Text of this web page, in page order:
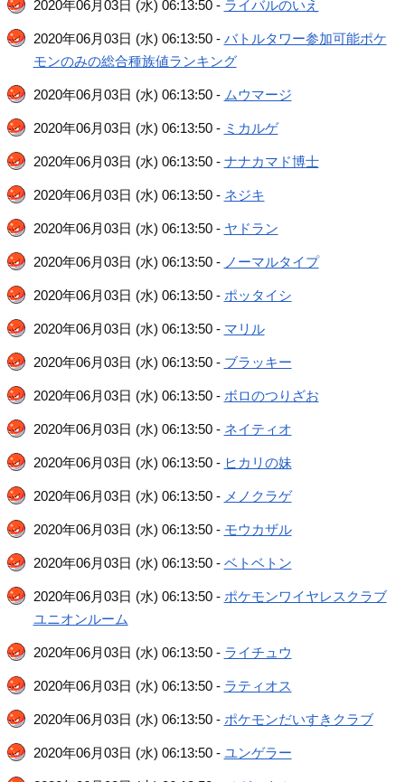
2020年06月03日 (水) 06:13:50 - ライバルのいえ
2020年06月03日 (水) 06:13:50 - バトルタワー参加可能ポケ
モンのみの総合種族値ランキング
2020年06月03日 (水) 06:13:50 - ムウマージ
2020年06月03日 (水) 06:13:50 - ミカルゲ
2020年06月03日 (水) 06:13:50 - ナナカマド博士
2020年06月03日 (水) 06:13:50 - ネジキ
2020年06月03日 (水) 06:13:50 - ヤドラン
2020年06月03日 (水) 06:13:50 - ノーマルタイプ
2020年06月03日 (水) 06:13:50 - ポッタイシ
2020年06月03日 (水) 06:13:50 - マリル
2020年06月03日 (水) 06:13:50 - ブラッキー
2020年06月03日 (水) 06:13:50 - ボロのつりざお
2020年06月03日 (水) 06:13:50 - ネイティオ
2020年06月03日 (水) 06:13:50 - ヒカリの妹
2020年06月03日 (水) 06:13:50 - メノクラゲ
2020年06月03日 (水) 06:13:50 - モウカザル
2020年06月03日 (水) 06:13:50 - ベトベトン
2020年06月03日 (水) 06:13:50 - ポケモンワイヤレスクラブ
ユニオンルーム
2020年06月03日 (水) 06:13:50 - ライチュウ
2020年06月03日 (水) 06:13:50 - ラティオス
2020年06月03日 (水) 06:13:50 - ポケモンだいすきクラブ
2020年06月03日 (水) 06:13:50 - ユンゲラー